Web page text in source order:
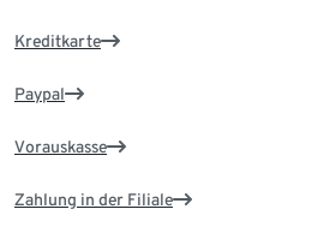
Kreditkarte
Paypal
Vorauskasse
Zahlung in der Filiale